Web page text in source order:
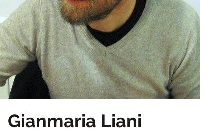
Gianmaria Liani